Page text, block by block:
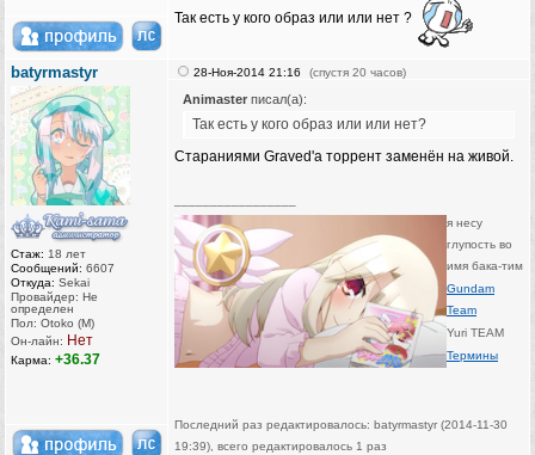
Так есть у кого образ или или нет ?
batyrmastyr
Стаж: 18 лет
Сообщений: 6607
Откуда: Sekai
Провайдер: Не
определен
Пол: Otoko (M)
Он-лайн: Нет
Карма: +36.37
28-Ноя-2014 21:16 (спустя 20 часов)
Animaster писал(а):
Так есть у кого образ или или нет?
Стараниями Graved'а торрент заменён на живой.
я несу
глупость во
имя бака-тим
Gundam
Team
Yuri TEAM
Термины
Последний раз редактировалось: batyrmastyr (2014-11-30
19:39), всего редактировалось 1 раз